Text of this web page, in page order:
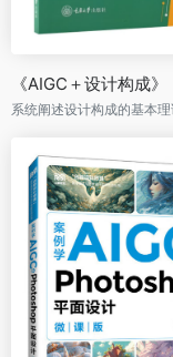
《AIGC＋设计构成》